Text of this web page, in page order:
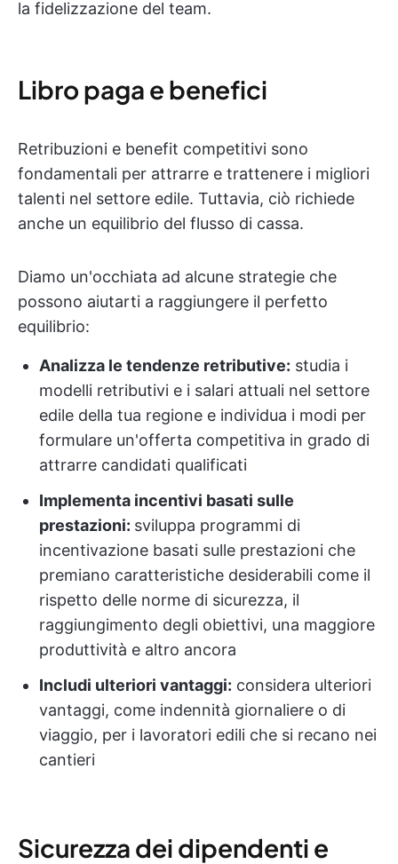
la fidelizzazione del team.
Libro paga e benefici
Retribuzioni e benefit competitivi sono
fondamentali per attrarre e trattenere i migliori
talenti nel settore edile. Tuttavia, ciò richiede
anche un equilibrio del flusso di cassa.
Diamo un'occhiata ad alcune strategie che
possono aiutarti a raggiungere il perfetto
equilibrio:
Analizza le tendenze retributive: studia i
modelli retributivi e i salari attuali nel settore
edile della tua regione e individua i modi per
formulare un'offerta competitiva in grado di
attrarre candidati qualificati
Implementa incentivi basati sulle
prestazioni: sviluppa programmi di
incentivazione basati sulle prestazioni che
premiano caratteristiche desiderabili come il
rispetto delle norme di sicurezza, il
raggiungimento degli obiettivi, una maggiore
produttività e altro ancora
Includi ulteriori vantaggi: considera ulteriori
vantaggi, come indennità giornaliere o di
viaggio, per i lavoratori edili che si recano nei
cantieri
Sicurezza dei dipendenti e